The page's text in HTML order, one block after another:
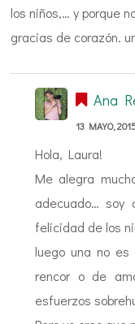
los niños,… y porque
gracias de corazón.
Ana
13 MAYO,
Hola, Laura!
Me alegra
adecuado…
felicidad de los
luego una no
rencor o de
esfuerzos